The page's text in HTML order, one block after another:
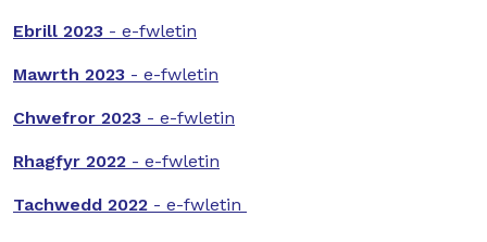
Ebrill 2023 - e-fwletin
Mawrth 2023 - e-fwletin
Chwefror 2023 - e-fwletin
Rhagfyr 2022 - e-fwletin
Tachwedd 2022 - e-fwletin